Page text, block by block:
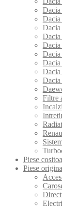
Dacia
Dacia
Dacia
Dacia
Filtre
Piese
Piese